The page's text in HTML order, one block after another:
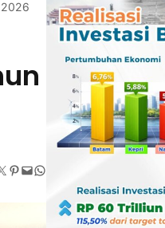
2026
Pinterest Mail WhatsApp